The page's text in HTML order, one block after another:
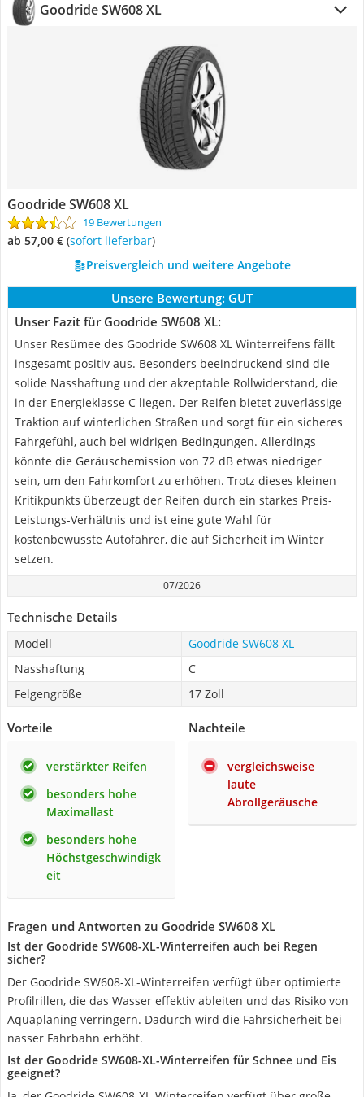
Goodride SW608 XL
Goodride SW608 XL
19 Bewertungen
ab 57,00 € ( Sofort lieferbar)
Preisvergleich und weitere Angebote
Unsere Bewertung: GUT
Unser Fazit für Goodride SW608 XL:
Unser Resümee des Goodride SW608 XL Winterreifens fällt
insgesamt positiv aus. Besonders beeindruckend sind die
solide Nasshaftung und der akzeptable Rollwiderstand, die
in der Energieklasse C liegen. Der Reifen bietet zuverlässige
Traktion auf winterlichen Straßen und sorgt für ein sicheres
Fahrgefühl, auch bei widrigen Bedingungen. Allerdings
könnte die Geräuschemission von 72 dB etwas niedriger
sein, um den Fahrkomfort zu erhöhen. Trotz dieses kleinen
Kritikpunkts überzeugt der Reifen durch ein starkes Preis-
Leistungs-Verhältnis und ist eine gute Wahl für
kostenbewusste Autofahrer, die auf Sicherheit im Winter
setzen.
07/2026
Technische Details
Modell
Goodride SW608 XL
Nasshaftung
C
Felgengröße
17 Zoll
Vorteile
verstärkter Reifen
besonders hohe
Maximallast
besonders hohe
Höchstgeschwindigk
eit
Nachteile
vergleichsweise
laute
Abrollgeräusche
Fragen und Antworten zu Goodride SW608 XL
Ist der Goodride SW608-XL-Winterreifen auch bei Regen
sicher?
Der Goodride SW608-XL-Winterreifen verfügt über optimierte
Profilrillen, die das Wasser effektiv ableiten und das Risiko von
Aquaplaning verringern. Dadurch wird die Fahrsicherheit bei
nasser Fahrbahn erhöht.
Ist der Goodride SW608-XL-Winterreifen für Schnee und Eis
geeignet?